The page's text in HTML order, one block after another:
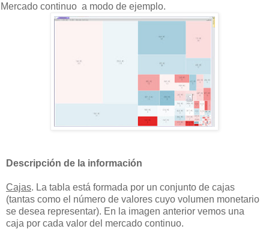
Mercado continuo a modo de ejemplo.
Descripción de la información
Cajas. La tabla está formada por un conjunto de cajas
(tantas como el número de valores cuyo volumen monetario
se desea representar). En la imagen anterior vemos una
caja por cada valor del mercado continuo.